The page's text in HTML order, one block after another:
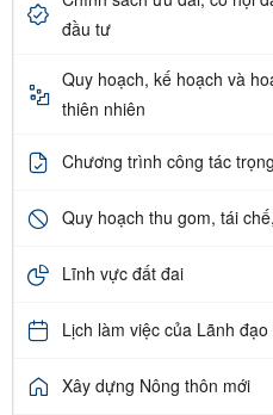
đầu tư
Quy hoạch, kế hoạch và
thiên nhiên
Chương trình công tác
Quy hoạch thu gom, tái
Lĩnh vực đất đai
Lịch làm việc của Lãnh đạo
Xây dựng Nông thôn mới